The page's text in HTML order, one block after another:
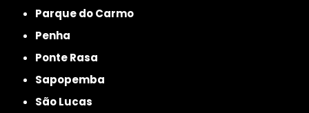
Parque do Carmo
Penha
Ponte Rasa
Sapopemba
São Lucas